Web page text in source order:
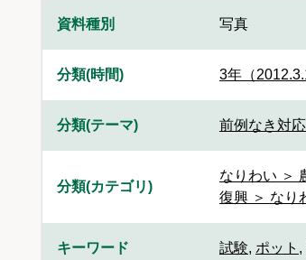
資料種別 写真
分類(時間) 3年（
分類(テーマ) 前例なき対
分類(カテゴリ)
なりわい ＞
復興 ＞ なり
キーワード 試験, ポット ,